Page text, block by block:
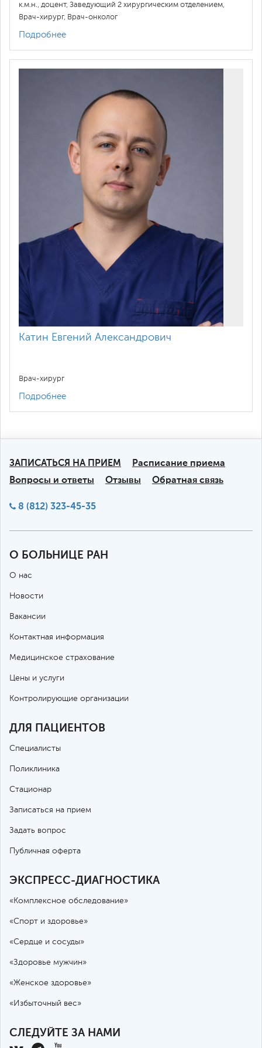
к.м.н., доцент, Заведующий 2 хирургическим отделением,
Врач-хирург, Врач-онколог
Подробнее
Катин Евгений Александрович
Врач-хирург
Подробнее
ЗАПИСАТЬСЯ НА ПРИЕМ
Расписание приема
Вопросы и ответы
Отзывы Обратная связь
8 (812) 323-45-35
О БОЛЬНИЦЕ РАН
О нас
Новости
Вакансии
Контактная информация
Медицинское страхование
Цены и услуги
Контролирующие организации
ДЛЯ ПАЦИЕНТОВ
Специалисты
Поликлиника
Стационар
Записаться на прием
Задать вопрос
Публичная оферта
ЭКСПРЕСС-ДИАГНОСТИКА
«Комплексное обследование»
«Спорт и здоровье»
«Сердце и сосуды»
«Здоровье мужчин»
«Женское здоровье»
«Избыточный вес»
СЛЕДУЙТЕ ЗА НАМИ